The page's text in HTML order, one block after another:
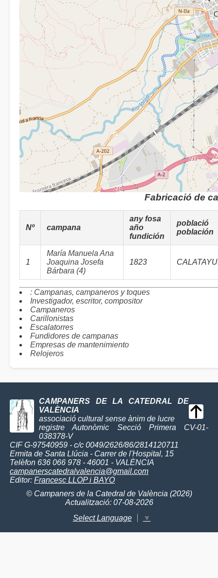
Fabricació de
Nº campana
any fosa
año
fundición
població
población
1
María Manuela Ana
Joaquina Josefa
Bárbara (4)
1823
: Campanas, campaneros y toques
Investigador, escritor, compositor
Campaneros
Carillonistas
Escalatorres
Fundidores de campanas
Empresas de mantenimiento
Relojeros
CAMPANERS DE LA CATEDRAL DE
VALÈNCIA
associació cultural sense ànim de lucre
registre Autonòmic Secció Primera CV-01-
038378-V
CIF G-97540959 - c/c 0049/2626/86/2814120711
Ermita de Santa Llúcia - Carrer de l'Hospital, 15
Telèfon 636 066 978 - 46001 - VALÈNCIA
campanerscatedralvalencia@gmail.com
Editor: Francesc LLOP i BAYO
© Campaners de la Catedral de València (2026)
Actualització: 07-08-2026
Select Language
▼